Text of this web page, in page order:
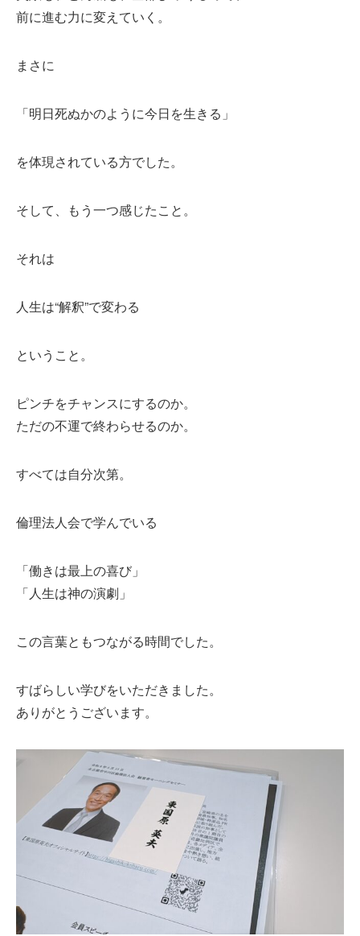
前に進む力に変えていく。
まさに
「明日死ぬかのように今日を生きる」
を体現されている方でした。
そして、もう一つ感じたこと。
それは
人生は“解釈”で変わる
ということ。
ピンチをチャンスにするのか。
ただの不運で終わらせるのか。
すべては自分次第。
倫理法人会で学んでいる
「働きは最上の喜び」
「人生は神の演劇」
この言葉ともつながる時間でした。
すばらしい学びをいただきました。
ありがとうございます。